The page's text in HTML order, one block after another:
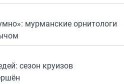
мурманские орнитологи
сезон круизов